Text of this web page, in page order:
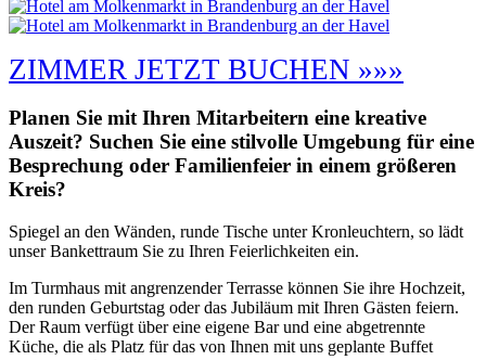
ZIMMER JETZT BUCHEN »»»
Planen Sie mit Ihren Mitarbeitern eine kreative
Auszeit? Suchen Sie eine stilvolle Umgebung für eine
Besprechung oder Familienfeier in einem größeren
Kreis?
Spiegel an den Wänden, runde Tische unter Kronleuchtern, so lädt
unser Bankettraum Sie zu Ihren Feierlichkeiten ein.
Im Turmhaus mit angrenzender Terrasse können Sie ihre Hochzeit,
den runden Geburtstag oder das Jubiläum mit Ihren Gästen feiern.
Der Raum verfügt über eine eigene Bar und eine abgetrennte
Küche, die als Platz für das von Ihnen mit uns geplante Buffet